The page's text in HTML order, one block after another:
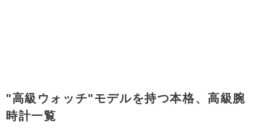
"高級ウォッチ"モデルを持つ本格、高級腕
時計一覧